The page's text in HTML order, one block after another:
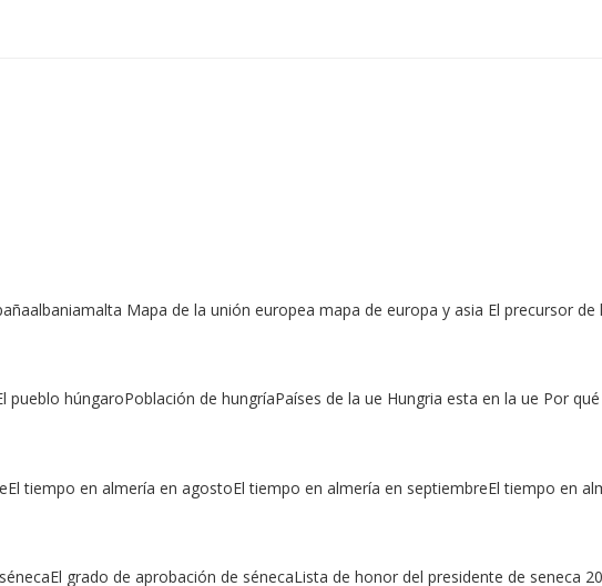
Mapa de la unión europea mapa de europa y asia El precursor
húngaroPoblación de hungríaPaíses de la ue Hungria esta en la ue Por
tiempo en almería en agostoEl tiempo en almería en septiembreEl tiempo en
grado de aprobación de sénecaLista de honor del presidente de seneca